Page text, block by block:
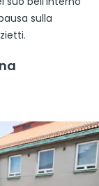
sulla